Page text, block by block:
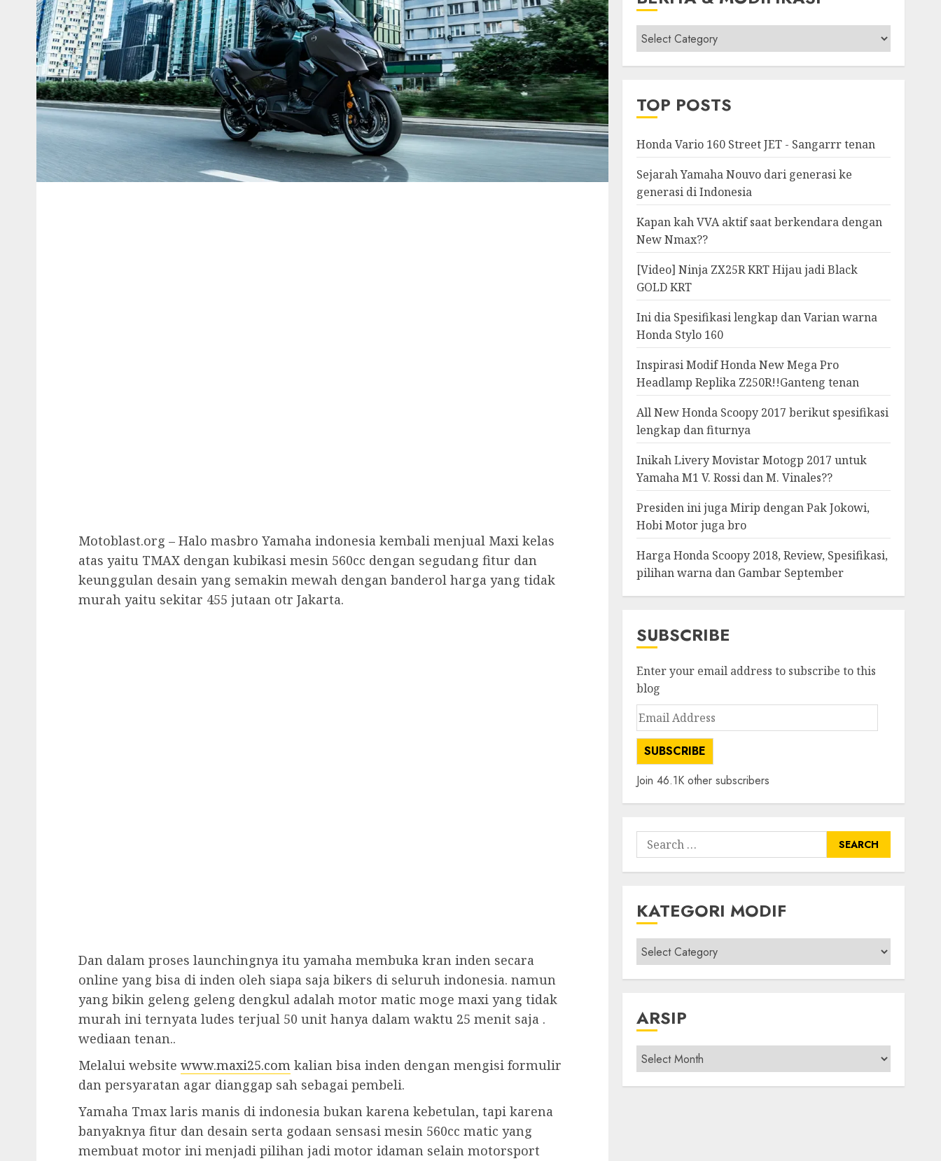
Motoblast.org – Halo masbro Yamaha indonesia kembali menjual Maxi kelas
atas yaitu TMAX dengan kubikasi mesin 560cc dengan segudang fitur dan
keunggulan desain yang semakin mewah dengan banderol harga yang tidak
murah yaitu sekitar 455 jutaan otr Jakarta.
Dan dalam proses launchingnya itu yamaha membuka kran inden secara
online yang bisa di inden oleh siapa saja bikers di seluruh indonesia. namun
yang bikin geleng geleng dengkul adalah motor matic moge maxi yang tidak
murah ini ternyata ludes terjual 50 unit hanya dalam waktu 25 menit saja .
wediaan tenan..
Melalui website www.maxi25.com kalian bisa inden dengan mengisi formulir
dan persyaratan agar dianggap sah sebagai pembeli.
Yamaha Tmax laris manis di indonesia bukan karena kebetulan, tapi karena
banyaknya fitur dan desain serta godaan sensasi mesin 560cc matic yang
membuat motor ini menjadi pilihan jadi motor idaman selain motorsport
Berita
&
Modifikasi
TOP POSTS
Honda Vario 160 Street JET - Sangarrr tenan
Sejarah Yamaha Nouvo dari generasi ke
generasi di Indonesia
Kapan kah VVA aktif saat berkendara dengan
New Nmax??
[Video] Ninja ZX25R KRT Hijau jadi Black
GOLD KRT
Ini dia Spesifikasi lengkap dan Varian warna
Honda Stylo 160
Inspirasi Modif Honda New Mega Pro
Headlamp Replika Z250R!!Ganteng tenan
All New Honda Scoopy 2017 berikut spesifikasi
lengkap dan fiturnya
Inikah Livery Movistar Motogp 2017 untuk
Yamaha M1 V. Rossi dan M. Vinales??
Presiden ini juga Mirip dengan Pak Jokowi,
Hobi Motor juga bro
Harga Honda Scoopy 2018, Review, Spesifikasi,
pilihan warna dan Gambar September
SUBSCRIBE
Enter your email address to subscribe to this
blog
Email
Address
SUBSCRIBE
Join 46.1K other subscribers
Search
for:
KATEGORI MODIF
Kategori
modif
ARSIP
Arsip